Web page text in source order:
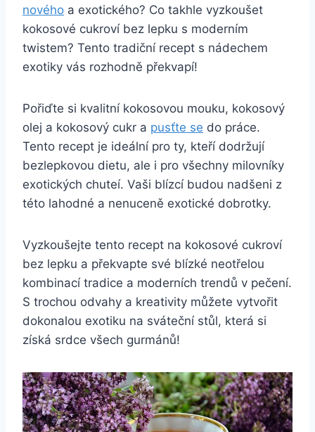
nového a exotického? Co takhle vyzkoušet
kokosové cukroví bez lepku s moderním
twistem? Tento tradiční recept s nádechem
exotiky vás rozhodně překvapí!
Pořiďte si kvalitní kokosovou mouku, kokosový
olej a kokosový cukr a pusťte se do práce.
Tento recept je ideální pro ty, kteří dodržují
bezlepkovou dietu, ale i pro všechny milovníky
exotických chuteí. Vaši blízcí budou nadšeni z
této lahodné a nenuceně exotické dobrotky.
Vyzkoušejte tento recept na kokosové cukroví
bez lepku a překvapte své blízké neotřelou
kombinací tradice a moderních trendů v pečení.
S trochou odvahy a kreativity můžete vytvořit
dokonalou exotiku na sváteční stůl, která si
získá srdce všech gurmánů!